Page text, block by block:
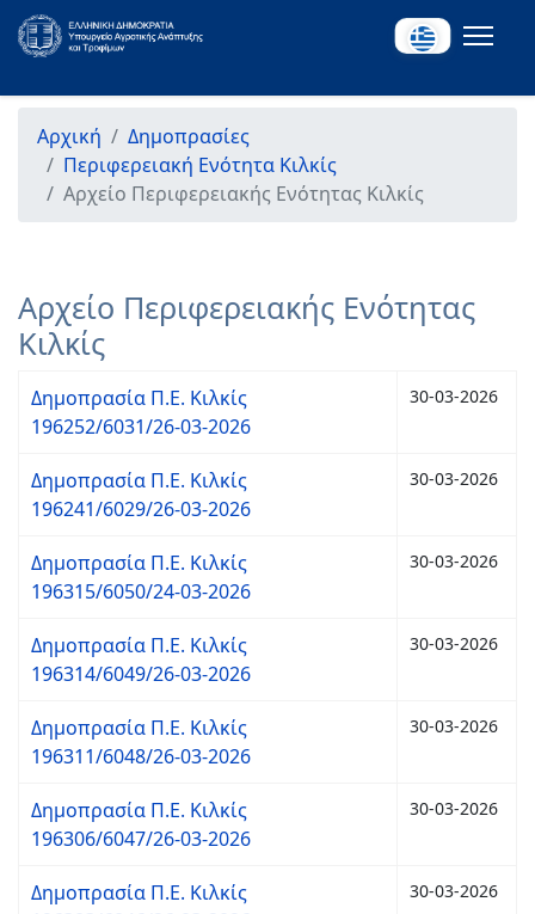
Αρχική
Δημοπρασίες
Περιφερειακή Ενότητα Κιλκίς
Αρχείο Περιφερειακής Ενότητας Κιλκίς
Αρχείο Περιφερειακής Ενότητας
Κιλκίς
Δημοπρασία Π.Ε. Κιλκίς
196252/6031/26-03-2026
30-03-2026
Δημοπρασία Π.Ε. Κιλκίς
196241/6029/26-03-2026
30-03-2026
Δημοπρασία Π.Ε. Κιλκίς
196315/6050/24-03-2026
30-03-2026
Δημοπρασία Π.Ε. Κιλκίς
196314/6049/26-03-2026
30-03-2026
Δημοπρασία Π.Ε. Κιλκίς
196311/6048/26-03-2026
30-03-2026
Δημοπρασία Π.Ε. Κιλκίς
196306/6047/26-03-2026
30-03-2026
Δημοπρασία Π.Ε. Κιλκίς
30-03-2026